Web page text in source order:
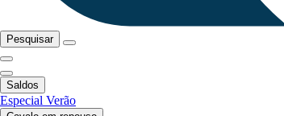
Pesquisar
Saldos
Especial Verão